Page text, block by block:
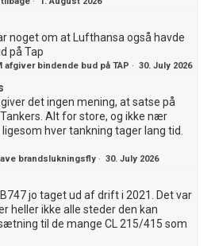
noget om at Lufthansa også havde
på Tap
afgiver bindende bud på TAP ·30. July 2026
giver det ingen mening, at satse på
Alt for store, og ikke nær
hver tankning tager lang tid.
brandslukningsfly ·30. July 2026
jo taget ud af drift i 2021. Det var
heller ikke alle steder den kan
til de mange CL 215/415 som